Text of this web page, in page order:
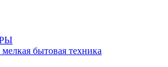
бытовая техника